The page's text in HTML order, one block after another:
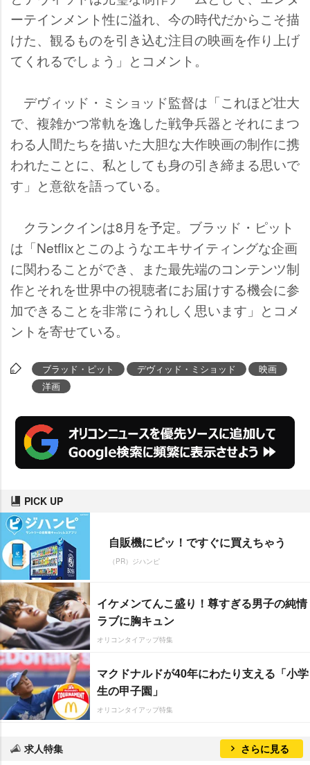
ーテインメント性に溢れ、今の時代だからこそ描
けた、観るものを引き込む注目の映画を作り上げ
てくれるでしょう」とコメント。
デヴィッド・ミショッド監督は「これほど壮大
で、複雑かつ常軌を逸した戦争兵器とそれにまつ
わる人間たちを描いた大胆な大作映画の制作に携
われたことに、私としても身の引き締まる思いで
す」と意欲を語っている。
クランクインは8月を予定。ブラッド・ピット
は「Netflixとこのようなエキサイティングな企画
に関わることができ、また最先端のコンテンツ制
作とそれを世界中の視聴者にお届けする機会に参
加できることを非常にうれしく思います」とコメ
ントを寄せている。
ブラッド・ピット デヴィッド・ミショッド
映画
洋画
PICK UP
自販機にピッ！ですぐに買えちゃう
（PR）ジハンピ
イケメンてんこ盛り！尊すぎる男子の純情
ラブに胸キュン
オリコンタイアップ特集
マクドナルドが40年にわたり支える「小学
生の甲子園」
オリコンタイアップ特集
求人特集 さらに見る